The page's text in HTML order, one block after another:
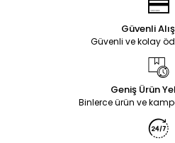
Güvenli
Güvenli ve kolay
Geniş Ürün
Binlerce ürün ve